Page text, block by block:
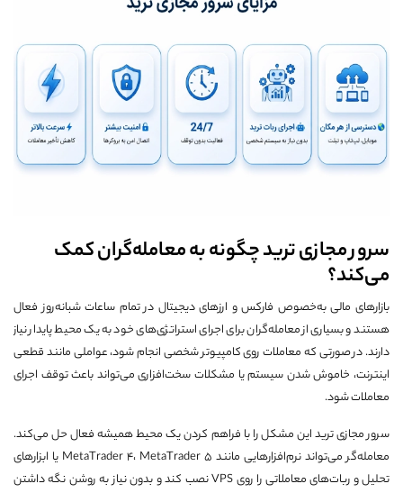
سرور مجازی ترید چگونه به معامله‌گران کمک
می‌کند؟
بازارهای مالی به‌خصوص فارکس و ارزهای دیجیتال در تمام ساعات شبانه‌روز فعال
هستند و بسیاری از معامله‌گران برای اجرای استراتژی‌های خود به یک محیط پایدار نیاز
دارند. در صورتی که معاملات روی کامپیوتر شخصی انجام شود، عواملی مانند قطعی
اینترنت، خاموش شدن سیستم یا مشکلات سخت‌افزاری می‌تواند باعث توقف اجرای
معاملات شود.
سرور مجازی ترید این مشکل را با فراهم کردن یک محیط همیشه فعال حل می‌کند.
معامله‌گر می‌تواند نرم‌افزارهایی مانند MetaTrader 4، MetaTrader 5 یا ابزارهای
تحلیل و ربات‌های معاملاتی را روی VPS نصب کند و بدون نیاز به روشن نگه داشتن